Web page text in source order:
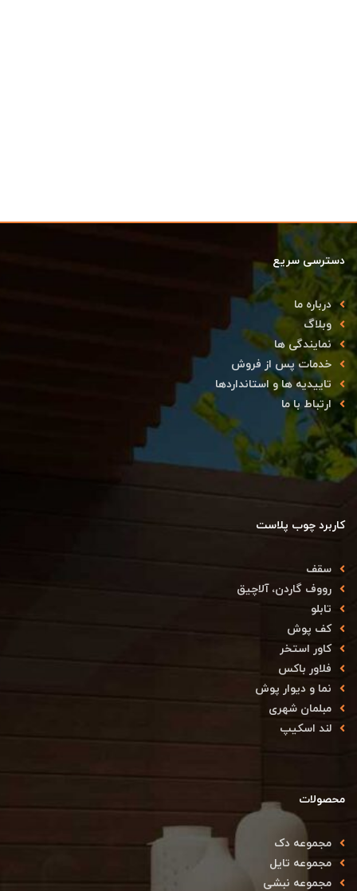
دسترسی سریع
درباره ما
وبلاگ
نمایندگی ها
خدمات پس از فروش
تاییدیه ها و استانداردها
ارتباط با ما
کاربرد چوب پلاست
سقف
رووف گاردن، آلاچیق
تابلو
کف پوش
کاور استخر
فلاور باکس
نما و دیوار پوش
مبلمان شهری
لند اسکیپ
محصولات
مجموعه دک
مجموعه تایل
مجموعه نبشی